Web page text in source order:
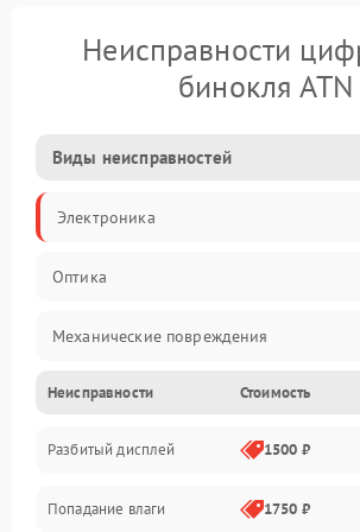
Неисправности
бинокля ATN
Виды неисправностей
Электроника
Оптика
Механические повреждения
Видео
Механика
Управление
Неисправности Стоимость
Разбитый дисплей 1500 ₽
Попадание влаги 1750 ₽